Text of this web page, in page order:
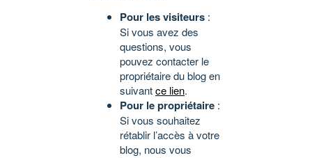
Pour les visiteurs :
Si vous avez des
questions, vous
pouvez contacter le
propriétaire du blog en
suivantce lien.
Pour le propriétaire :
Si vous souhaitez
rétablir l’accès à votre
blog, nous vous